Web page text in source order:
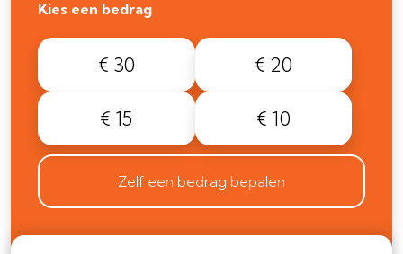
Kies een bedrag
€ 30 € 20
€ 15 € 10
Zelf een bedrag bepalen